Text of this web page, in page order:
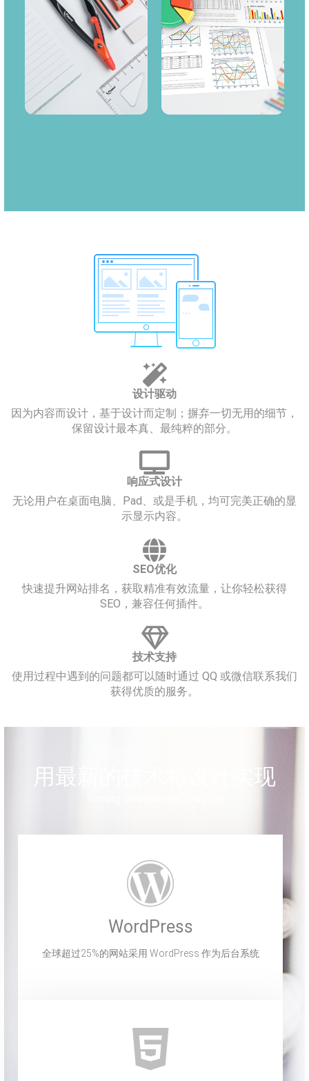
在网站用户习惯的基础
上结合您公司的文化或
产品特性进行量身设
计。
细节决定成败,您网站的
每一个地方我们将精雕
细琢。
设计驱动
因为内容而设计，基于设计而定制；摒弃一切无用的细节，
保留设计最本真、最纯粹的部分。
响应式设计
无论用户在桌面电脑、Pad、或是手机，均可完美正确的显
示显示内容。
SEO优化
快速提升网站排名，获取精准有效流量，让你轻松获得
SEO，兼容任何插件。
技术支持
使用过程中遇到的问题都可以随时通过 QQ 或微信联系我们
获得优质的服务。
用最新的技术将设计实现
WordPress
全球超过25%的网站采用 WordPress 作为后台系统